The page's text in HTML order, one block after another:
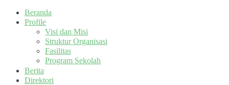
Beranda
Profile
Visi dan Misi
Struktur Organisasi
Fasilitas
Program Sekolah
Berita
Direktori